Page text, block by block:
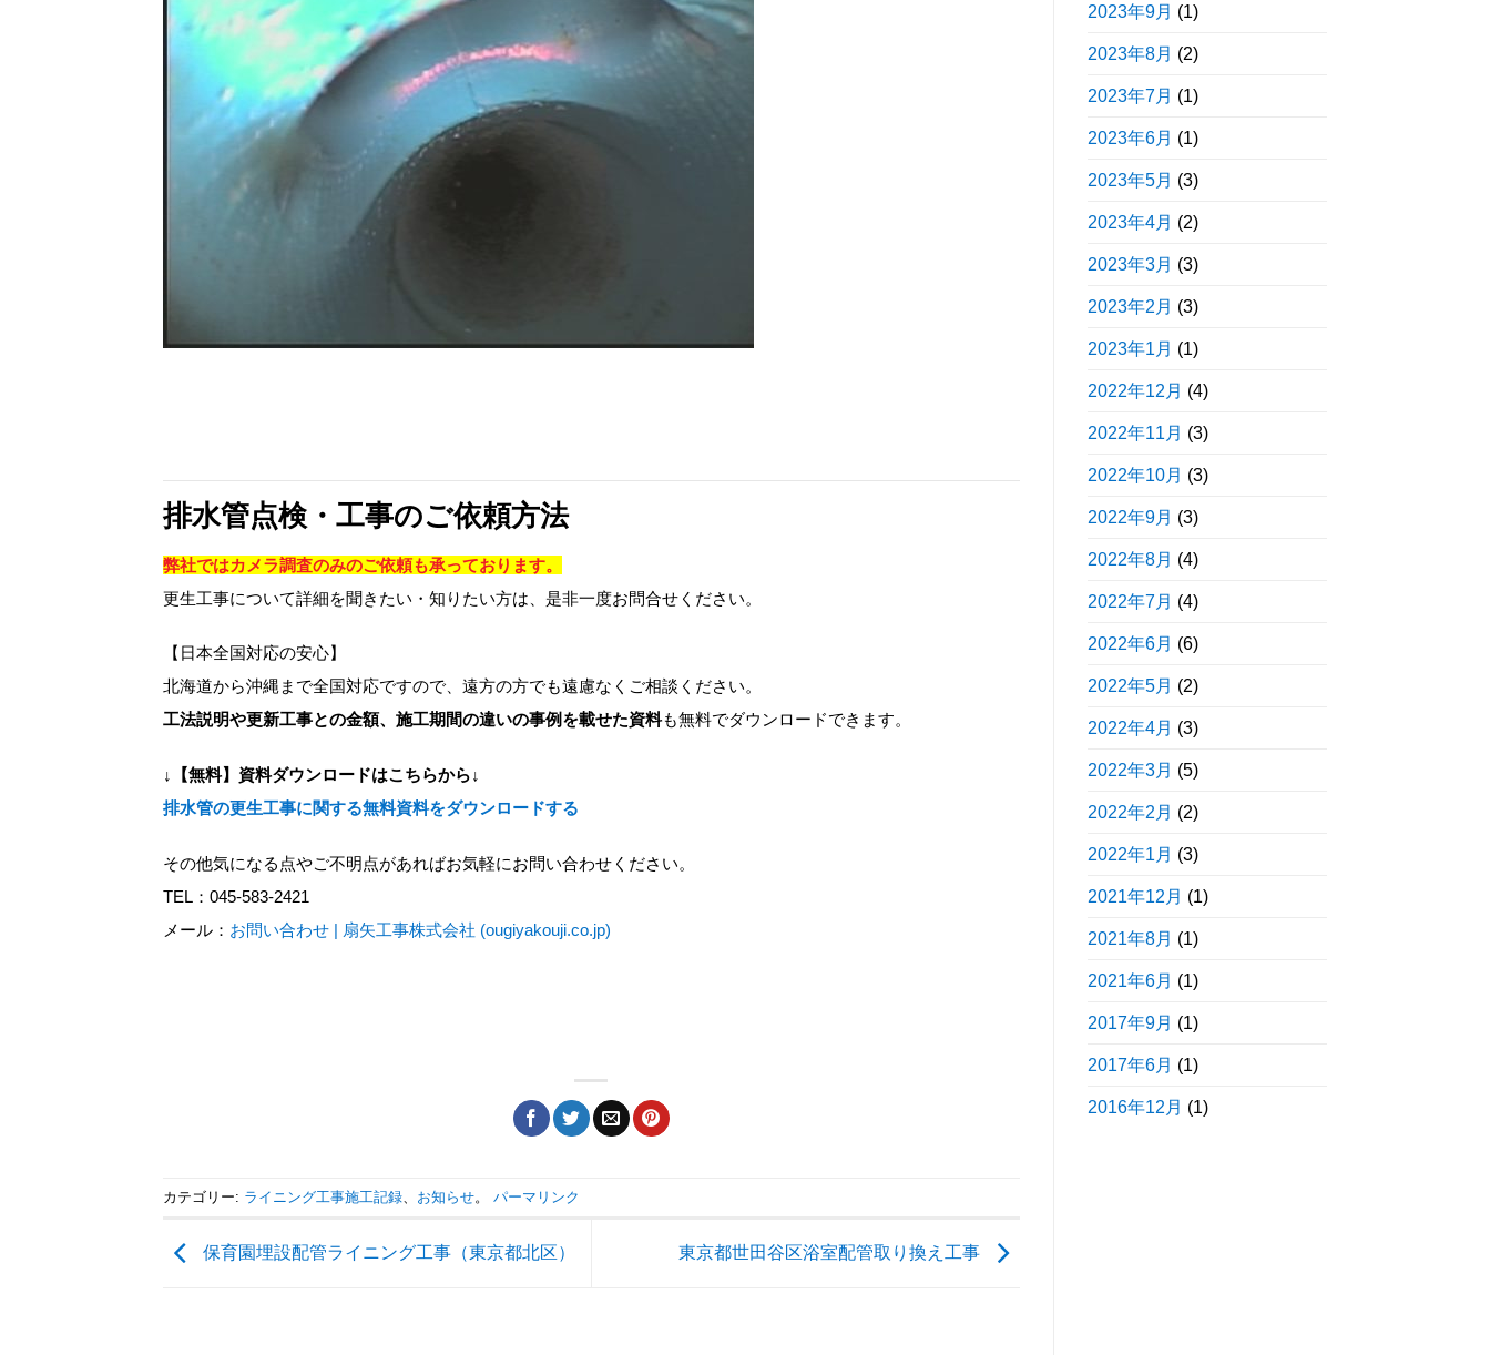
排水管点検・工事のご依頼方法
弊社ではカメラ調査のみのご依頼も承っております。
更生工事について詳細を聞きたい・知りたい方は、是非一度お問合せください。
【日本全国対応の安心】
北海道から沖縄まで全国対応ですので、遠方の方でも遠慮なくご相談ください。
工法説明や更新工事との金額、施工期間の違いの事例を載せた資料も無料でダウンロードできます。
↓【無料】資料ダウンロードはこちらから↓
排水管の更生工事に関する無料資料をダウンロードする
その他気になる点やご不明点があればお気軽にお問い合わせください。
TEL：045-583-2421
メール： お問い合わせ | 扇矢工事株式会社 (ougiyakouji.co.jp)
カテゴリー: ライニング工事施工記録 お知らせ。 パーマリンク
保育園埋設配管ライニング工事（東京都北区） 東京都世田谷区浴室配管取り換え工事
2023年9月 (1)
2023年8月 (2)
2023年7月 (1)
2023年6月 (1)
2023年5月 (3)
2023年4月 (2)
2023年3月 (3)
2023年2月 (3)
2023年1月 (1)
2022年12月 (4)
2022年11月 (3)
2022年10月 (3)
2022年9月 (3)
2022年8月 (4)
2022年7月 (4)
2022年6月 (6)
2022年5月 (2)
2022年4月 (3)
2022年3月 (5)
2022年2月 (2)
2022年1月 (3)
2021年12月 (1)
2021年8月 (1)
2021年6月 (1)
2017年9月 (1)
2017年6月 (1)
2016年12月 (1)